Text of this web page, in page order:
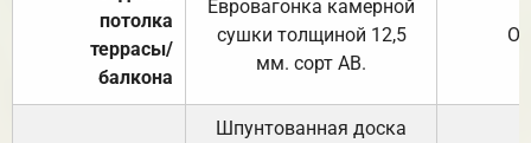
потолка
террасы/
балкона
Евровагонка камерной
сушки толщиной 12,5
мм. сорт АВ.
Шпунтованная доска